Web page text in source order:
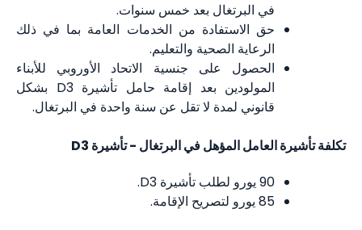
في البرتغال بعد خمس سنوات.
حق الاستفادة من الخدمات العامة بما في ذلك
الرعاية الصحية والتعليم.
الحصول على جنسية الاتحاد الأوروبي للأبناء
المولودين بعد إقامة حامل تأشيرة D3 بشكل
قانوني لمدة لا تقل عن سنة واحدة في البرتغال.
تكلفة تأشيرة العامل المؤهل في البرتغال - تأشيرة D3
90 يورو لطلب تأشيرة D3.
85 يورو لتصريح الإقامة.